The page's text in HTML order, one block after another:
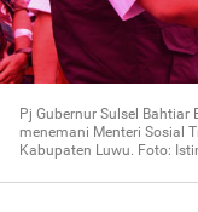
Pj Gubernur Sulsel
menemani Menteri Sosial
Kabupaten Luwu. Foto: